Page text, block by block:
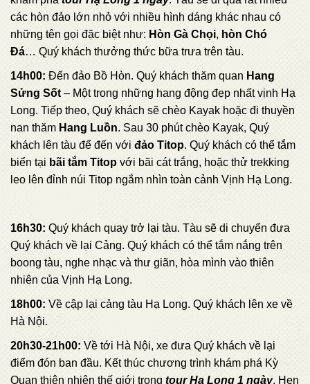
các hòn đảo lớn nhỏ với nhiều hình dáng khác nhau có
những tên gọi đặc biệt như: Hòn Gà Chọi, hòn Chó
Đá… Quý khách thưởng thức bữa trưa trên tàu.
14h00: Đến đảo Bồ Hòn. Quý khách thăm quan Hang
Sửng Sốt – Một trong những hang động đẹp nhất vịnh Hạ
Long. Tiếp theo, Quý khách sẽ chèo Kayak hoặc đi thuyền
nan thăm Hang Luồn. Sau 30 phút chèo Kayak, Quý
khách lên tàu để đến với đảo Titop. Quý khách có thể tắm
biển tại bãi tắm Titop với bãi cát trắng, hoặc thử trekking
leo lên đỉnh núi Titop ngắm nhìn toàn cảnh Vịnh Hạ Long.
16h30: Quý khách quay trở lại tàu. Tàu sẽ di chuyển đưa
Quý khách về lại Cảng. Quý khách có thể tắm nắng trên
boong tàu, nghe nhạc và thư giãn, hòa mình vào thiên
nhiên của Vịnh Hạ Long.
18h00: Về cập lại cảng tàu Hạ Long. Quý khách lên xe về
Hà Nội.
20h30-21h00: Về tới Hà Nội, xe đưa Quý khách về lại
điểm đón ban đầu. Kết thúc chương trình khám phá Kỳ
Quan thiên nhiên thế giới trong tour Hạ Long 1 ngày. Hẹn